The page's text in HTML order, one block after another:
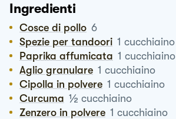
Ingredienti
Cosce di pollo 6
Spezie per tandoori 1 cucchiaino
Paprika affumicata 1 cucchiaino
Aglio granulare 1 cucchiaino
Cipolla in polvere 1 cucchiaino
Curcuma ½ cucchiaino
Zenzero in polvere 1 cucchiaino